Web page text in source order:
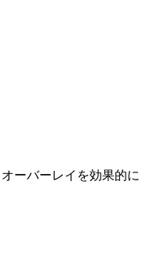
ーバーレイを効果的に